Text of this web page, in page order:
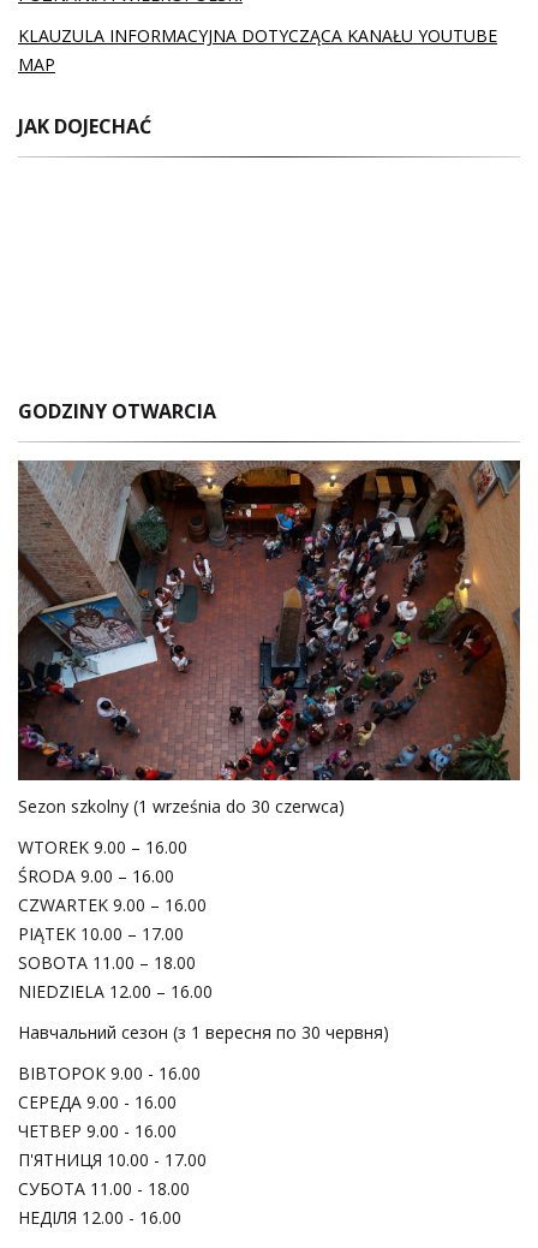
KLAUZULA INFORMACYJNA DOTYCZĄCA KANAŁU YOUTUBE
MAP
JAK DOJECHAĆ
GODZINY OTWARCIA
Sezon szkolny (1 września do 30 czerwca)
WTOREK 9.00 – 16.00
ŚRODA 9.00 – 16.00
CZWARTEK 9.00 – 16.00
PIĄTEK 10.00 – 17.00
SOBOTA 11.00 – 18.00
NIEDZIELA 12.00 – 16.00
Навчальний сезон (з 1 вересня по 30 червня)
ВІВТОРОК 9.00 - 16.00
СЕРЕДА 9.00 - 16.00
ЧЕТВЕР 9.00 - 16.00
П'ЯТНИЦЯ 10.00 - 17.00
СУБОТА 11.00 - 18.00
НЕДІЛЯ 12.00 - 16.00